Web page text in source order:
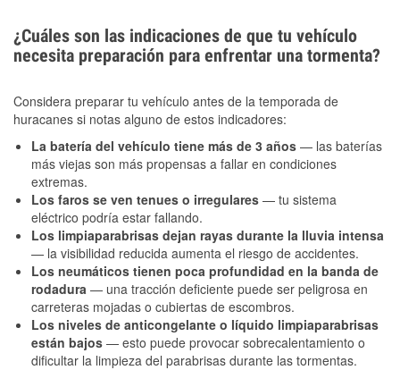
¿Cuáles son las indicaciones de que tu vehículo
necesita preparación para enfrentar una tormenta?
Considera preparar tu vehículo antes de la temporada de
huracanes si notas alguno de estos indicadores:
La batería del vehículo tiene más de 3 años — las baterías
más viejas son más propensas a fallar en condiciones
extremas.
Los faros se ven tenues o irregulares — tu sistema
eléctrico podría estar fallando.
Los limpiaparabrisas dejan rayas durante la lluvia intensa
— la visibilidad reducida aumenta el riesgo de accidentes.
Los neumáticos tienen poca profundidad en la banda de
rodadura — una tracción deficiente puede ser peligrosa en
carreteras mojadas o cubiertas de escombros.
Los niveles de anticongelante o líquido limpiaparabrisas
están bajos — esto puede provocar sobrecalentamiento o
dificultar la limpieza del parabrisas durante las tormentas.